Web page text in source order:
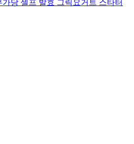
당 셀프 발효 그릭요거트 스타터